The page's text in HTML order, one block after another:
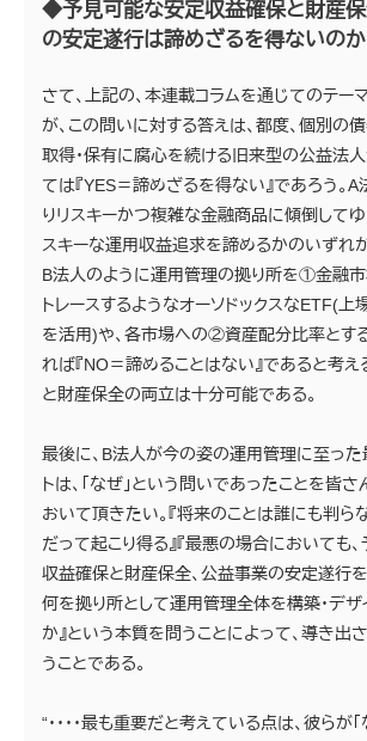
◆予見可能な安定収益確保と財産保
の安定遂行は諦めざるを得ないのか
さて、上記の、本連載コラムを通じてのテー
が、この問いに対する答えは、都度、個別の
取得・保有に腐心を続ける旧来型の公益法
ては『YES＝諦めざるを得ない』であろう。A
りリスキーかつ複雑な金融商品に傾倒してゆ
スキーな運用収益追求を諦めるかのいずれか
B法人のように運用管理の拠り所を①金融
トレースするようなオーソドックスなETF(
を活用)や、各市場への②資産配分比率とす
れば『NO＝諦めることはない』であると考え
と財産保全の両立は十分可能である。
最後に、B法人が今の姿の運用管理に至った
トは、「なぜ」という問いであったことを皆
おいて頂きたい。『将来のことは誰にも判ら
だって起こり得る』『最悪の場合においても
収益確保と財産保全、公益事業の安定遂行を
何を拠り所として運用管理全体を構築・デザ
か』という本質を問うことによって、導き出
うことである。
“・・・・最も重要だと考えている点は、彼らが